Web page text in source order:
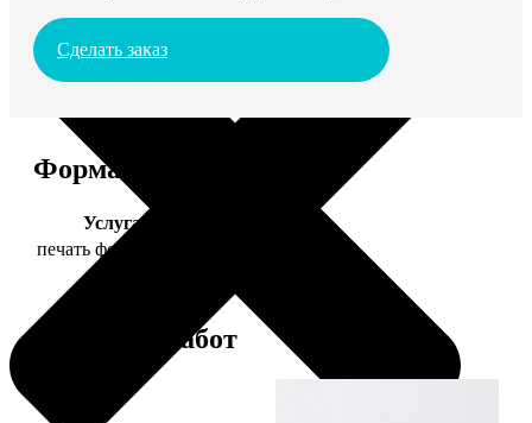
Сделать заказ
Форматы и цены
Услуга
печать фото 30х40
Примеры работ